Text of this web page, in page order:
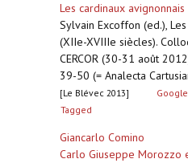
Les cardinaux
Sylvain Excoffon (ed.),
(XIIe-XVIIIe siècles).
CERCOR (30-31 août
39-50 (= Analecta
[Le Blévec 2013]
Tagged
Giancarlo Comino
Carlo Giuseppe Morozzo